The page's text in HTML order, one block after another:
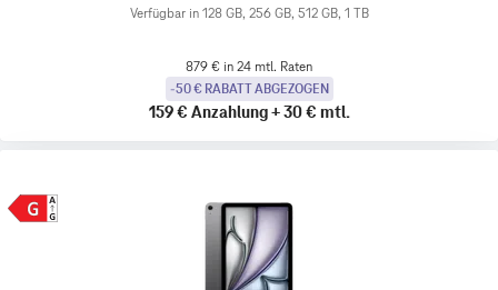
Verfügbar in 128 GB, 256 GB, 512 GB, 1 TB
879 € in 24 mtl. Raten
-50 € RABATT ABGEZOGEN
159 € Anzahlung+30 € mtl.